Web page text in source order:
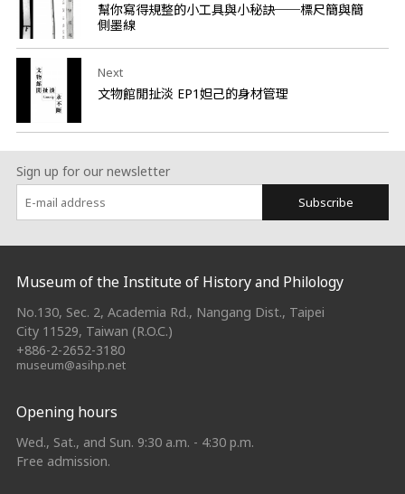
幫你寫得規整的小工具與小秘訣──標尺簡與簡
側墨線
Next
文物館閒扯淡 EP1妲己的身材管理
Sign up for our newsletter
Subscribe
:::
Museum of the Institute of History and Philology
No.130, Sec. 2, Academia Rd., Nangang Dist., Taipei
City 11529, Taiwan (R.O.C.)
+886-2-2652-3180
museum@asihp.net
Opening hours
Wed., Sat., and Sun. 9:30 a.m. - 4:30 p.m.
Free admission.